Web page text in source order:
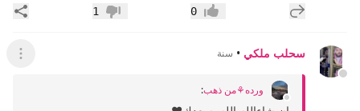
إضافة رد جديد إعجاب0 عدم إعجاب
1
سحلب ملكي • سنة عرض
ورده⚘️من ذهب: